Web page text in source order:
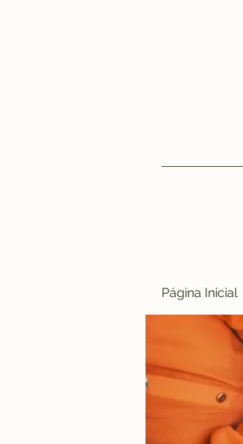
Página Inicial